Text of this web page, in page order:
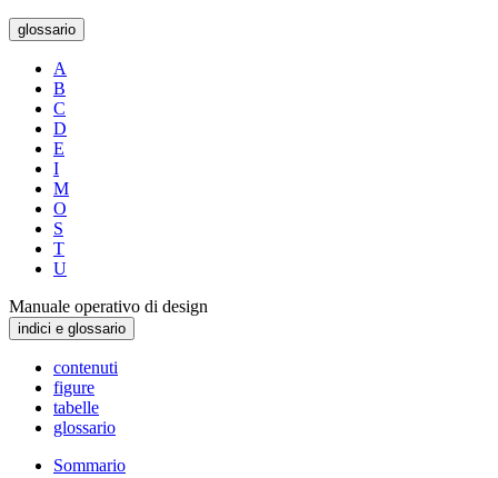
glossario
A
B
C
D
E
I
M
O
S
T
U
Manuale operativo di design
indici e glossario
contenuti
figure
tabelle
glossario
Sommario